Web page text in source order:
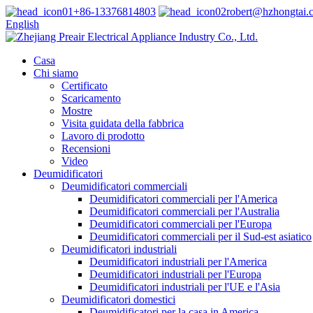
+86-13376814803
English
Casa
Chi siamo
Certificato
Scaricamento
Mostre
Visita guidata della fabbrica
Lavoro di prodotto
Recensioni
Video
Deumidificatori
Deumidificatori commerciali
Deumidificatori commerciali per l'America
Deumidificatori commerciali per l'Australia
Deumidificatori commerciali per l'Europa
Deumidificatori commerciali per il Sud-est asiatico
Deumidificatori industriali
Deumidificatori industriali per l'America
Deumidificatori industriali per l'Europa
Deumidificatori industriali per l'UE e l'Asia
Deumidificatori domestici